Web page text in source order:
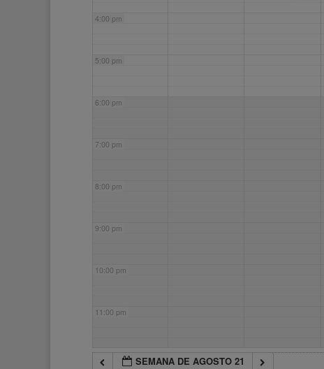
4:00 pm
5:00 pm
6:00 pm
7:00 pm
8:00 pm
9:00 pm
10:00 pm
11:00 pm
SEMANA DE AGOSTO 21